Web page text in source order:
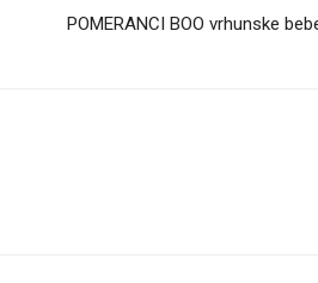
POMERANCI BOO vrhunske